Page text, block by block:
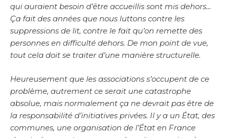
qui auraient besoin d’être accueillis sont mis dehors…
Ça fait des années que nous luttons contre les
suppressions de lit, contre le fait qu’on remette des
personnes en difficulté dehors. De mon point de vue,
tout cela doit se traiter d’une manière structurelle.
Heureusement que les associations s’occupent de ce
problème, autrement ce serait une catastrophe
absolue, mais normalement ça ne devrait pas être de
la responsabilité d’initiatives privées. Il y a un État, des
communes, une organisation de l’État en France